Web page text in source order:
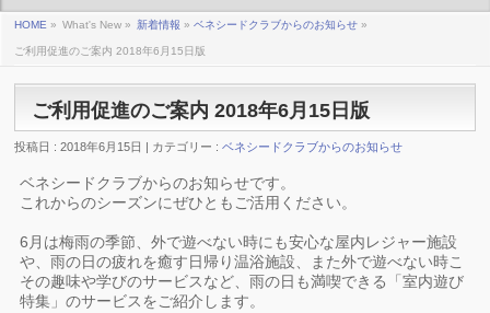
HOME » What's New » 新着情報 »ベネシードクラブからのお知らせ »
ご利用促進のご案内 2018年6月15日版
ご利用促進のご案内 2018年6月15日版
投稿日 : 2018年6月15日 | カテゴリー :ベネシードクラブからのお知らせ
ベネシードクラブからのお知らせです。
これからのシーズンにぜひともご活用ください。
6月は梅雨の季節、外で遊べない時にも安心な屋内レジャー施設
や、雨の日の疲れを癒す日帰り温浴施設、また外で遊べない時こ
その趣味や学びのサービスなど、雨の日も満喫できる「室内遊び
特集」のサービスをご紹介します。